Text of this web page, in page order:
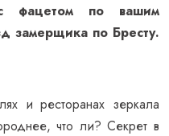
с фацетом по вашим
замерщика по Бресту.
и ресторанах зеркала
что ли? Секрет в